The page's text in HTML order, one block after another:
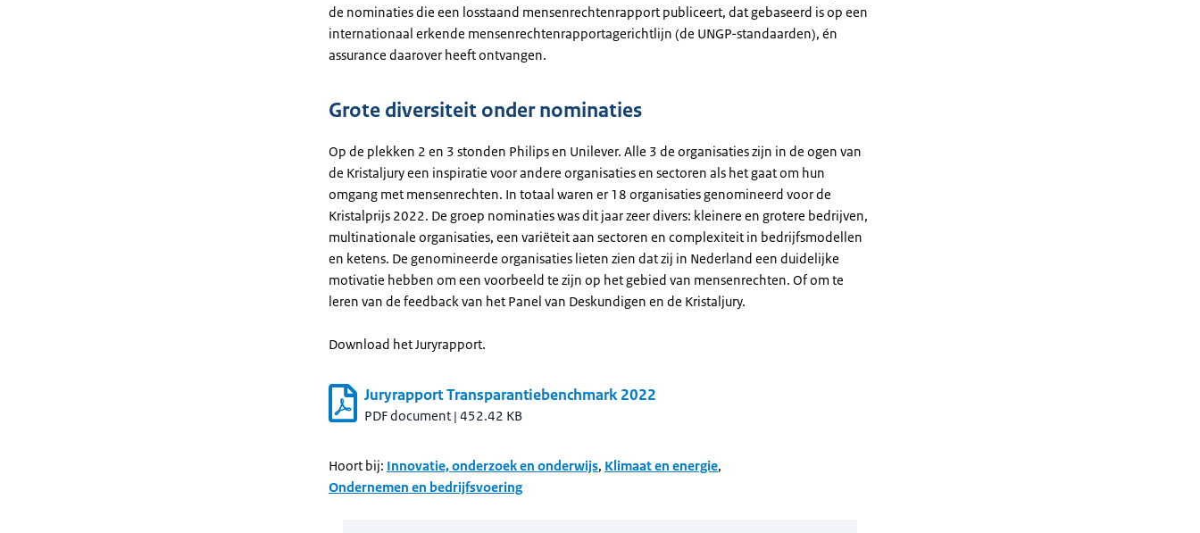
de nominaties die een losstaand mensenrechtenrapport publiceert, dat gebaseerd is op een
internationaal erkende mensenrechtenrapportagerichtlijn (de UNGP-standaarden), én
assurance daarover heeft ontvangen.
Grote diversiteit onder nominaties
Op de plekken 2 en 3 stonden Philips en Unilever. Alle 3 de organisaties zijn in de ogen van
de Kristaljury een inspiratie voor andere organisaties en sectoren als het gaat om hun
omgang met mensenrechten. In totaal waren er 18 organisaties genomineerd voor de
Kristalprijs 2022. De groep nominaties was dit jaar zeer divers: kleinere en grotere bedrijven,
multinationale organisaties, een variëteit aan sectoren en complexiteit in bedrijfsmodellen
en ketens. De genomineerde organisaties lieten zien dat zij in Nederland een duidelijke
motivatie hebben om een voorbeeld te zijn op het gebied van mensenrechten. Of om te
leren van de feedback van het Panel van Deskundigen en de Kristaljury.
Download het Juryrapport.
Juryrapport Transparantiebenchmark 2022
PDF document | 452.42 KB
Hoort bij: Innovatie, onderzoek en onderwijs, Klimaat en energie,
Ondernemen en bedrijfsvoering